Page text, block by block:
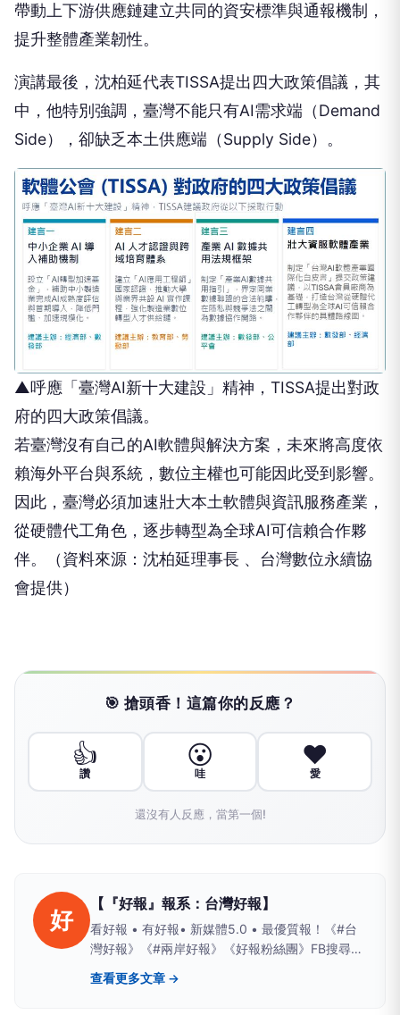
帶動上下游供應鏈建立共同的資安標準與通報機制，
提升整體產業韌性。
演講最後，沈柏延代表TISSA提出四大政策倡議，其
中，他特別強調，臺灣不能只有AI需求端（Demand
Side），卻缺乏本土供應端（Supply Side）。
▲呼應「臺灣AI新十大建設」精神，TISSA提出對政
府的四大政策倡議。
若臺灣沒有自己的AI軟體與解決方案，未來將高度依
賴海外平台與系統，數位主權也可能因此受到影響。
因此，臺灣必須加速壯大本土軟體與資訊服務產業，
從硬體代工角色，逐步轉型為全球AI可信賴合作夥
伴。（資料來源：沈柏延理事長 、台灣數位永續協
會提供）
🎯 搶頭香！這篇你的反應？
👍
讚
😮
哇
❤️
愛
還沒有人反應，當第一個!
好
【『好報』報系：台灣好報】
看好報 • 有好報• 新媒體5.0 • 最優質報！《#台
灣好報》《#兩岸好報》《好報粉絲團》FB搜尋；
Yahoo、PChome、LIFE新聞、yamnews、
owlnews也看得到
查看更多文章 →